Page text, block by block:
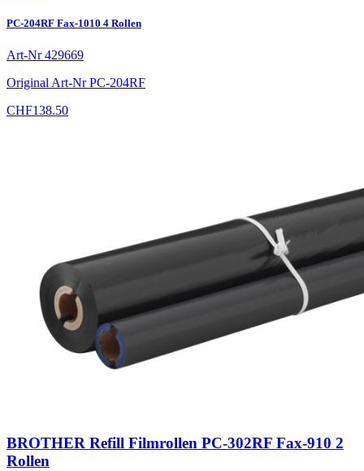
PC-204RF Fax-1010 4 Rollen
Art-Nr429669
Original Art-NrPC-204RF
CHF138.50
BROTHER Refill Filmrollen PC-302RF Fax-910 2
Rollen